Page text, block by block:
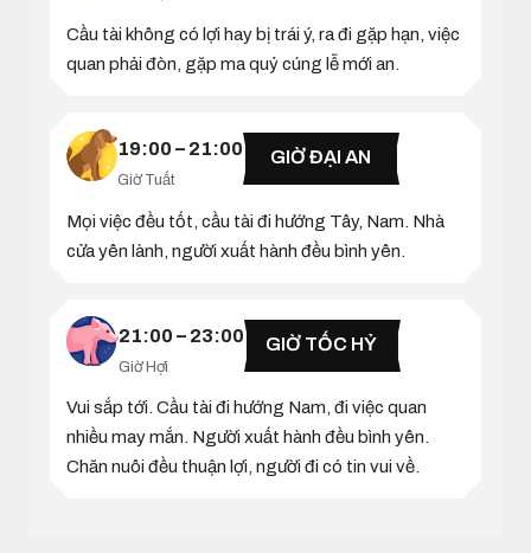
Cầu tài không có lợi hay bị trái ý, ra đi gặp hạn, việc
quan phải đòn, gặp ma quỷ cúng lễ mới an.
19:00 – 21:00
Giờ Tuất
GIỜ ĐẠI AN
Mọi việc đều tốt, cầu tài đi hướng Tây, Nam. Nhà
cửa yên lành, người xuất hành đều bình yên.
21:00 – 23:00
Giờ Hợi
GIỜ TỐC HỶ
Vui sắp tới. Cầu tài đi hướng Nam, đi việc quan
nhiều may mắn. Người xuất hành đều bình yên.
Chăn nuôi đều thuận lợi, người đi có tin vui về.